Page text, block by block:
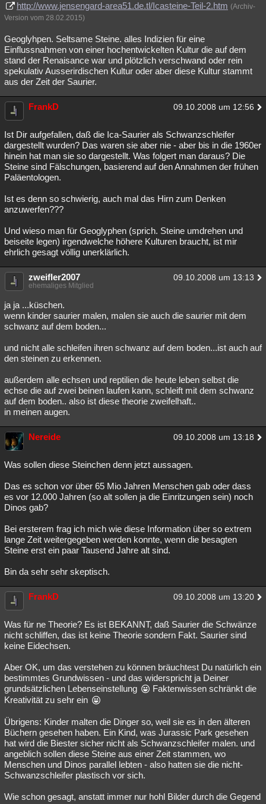
http://www.jensengard-area51.de.tl/Icasteine-Teil-2.htm (Archiv-
Version vom 28.02.2015)
Geoglyhpen. Seltsame Steine. alles Indizien für eine
Einflussnahmen von einer hochentwickelten Kultur die auf dem
stand der Renaisance war und plötzlich verschwand oder rein
spekulativ Ausserirdischen Kultur oder aber diese Kultur stammt
aus der Zeit der Saurier.
FrankD 09.10.2008 um 12:56
Ist Dir aufgefallen, daß die Ica-Saurier als Schwanzschleifer
dargestellt wurden? Das waren sie aber nie - aber bis in die 1960er
hinein hat man sie so dargestellt. Was folgert man daraus? Die
Steine sind Fälschungen, basierend auf den Annahmen der frühen
Paläentologen.
Ist es denn so schwierig, auch mal das Hirn zum Denken
anzuwerfen???
Und wieso man für Geoglyphen (sprich. Steine umdrehen und
beiseite legen) irgendwelche höhere Kulturen braucht, ist mir
ehrlich gesagt völlig unerklärlich.
zweifler2007 09.10.2008 um 13:13
ehemaliges Mitglied
ja ja ...küschen.
wenn kinder saurier malen, malen sie auch die saurier mit dem
schwanz auf dem boden...
und nicht alle schleifen ihren schwanz auf dem boden...ist auch auf
den steinen zu erkennen.
außerdem alle echsen und reptilien die heute leben selbst die
echse die auf zwei beinen laufen kann, schleift mit dem schwanz
auf dem boden.. also ist diese theorie zweifelhaft..
in meinen augen.
Nereide 09.10.2008 um 13:18
Was sollen diese Steinchen denn jetzt aussagen.
Das es schon vor über 65 Mio Jahren Menschen gab oder dass
es vor 12.000 Jahren (so alt sollen ja die Einritzungen sein) noch
Dinos gab?
Bei ersterem frag ich mich wie diese Information über so extrem
lange Zeit weitergegeben werden konnte, wenn die besagten
Steine erst ein paar Tausend Jahre alt sind.
Bin da sehr sehr skeptisch.
FrankD 09.10.2008 um 13:20
Was für ne Theorie? Es ist BEKANNT, daß Saurier die Schwänze
nicht schliffen, das ist keine Theorie sondern Fakt. Saurier sind
keine Eidechsen.
Aber OK, um das verstehen zu können bräuchtest Du natürlich ein
bestimmtes Grundwissen - und das widerspricht ja Deiner
grundsätzlichen Lebenseinstellung
Faktenwissen schränkt die
Kreativität zu sehr ein
Übrigens: Kinder malten die Dinger so, weil sie es in den älteren
Büchern gesehen haben. Ein Kind, was Jurassic Park gesehen
hat wird die Biester sicher nicht als Schwanzschleifer malen. und
angeblich sollen diese Steine aus einer Zeit stammen, wo
Menschen und Dinos parallel lebten - also hatten sie die nicht-
Schwanzschleifer plastisch vor sich.
Wie schon gesagt, anstatt immer nur hohl Bilder durch die Gegend